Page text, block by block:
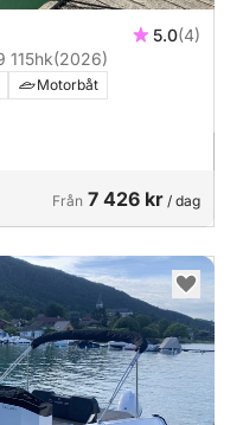
5.0(4)
Motorbåt Aquabat Sport Line 19 115hk(2026)
Motorbåt
Från 7 426 kr / dag